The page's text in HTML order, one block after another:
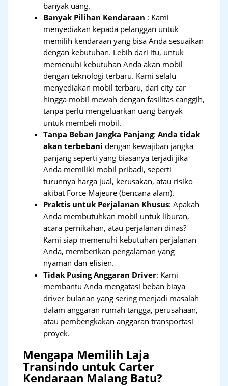
banyak uang.
Banyak Pilihan Kendaraan : Kami
menyediakan kepada pelanggan untuk
memilih kendaraan yang bisa Anda sesuaikan
dengan kebutuhan. Lebih dari itu, untuk
memenuhi kebutuhan Anda akan mobil
dengan teknologi terbaru. Kami selalu
menyediakan mobil terbaru, dari city car
hingga mobil mewah dengan fasilitas canggih,
tanpa perlu mengeluarkan uang banyak
untuk membeli mobil.
Tanpa Beban Jangka Panjang:Anda tidak
akan terbebani dengan kewajiban jangka
panjang seperti yang biasanya terjadi jika
Anda memiliki mobil pribadi, seperti
turunnya harga jual, kerusakan, atau risiko
akibat Force Majeure (bencana alam).
Praktis untuk Perjalanan Khusus: Apakah
Anda membutuhkan mobil untuk liburan,
acara pernikahan, atau perjalanan dinas?
Kami siap memenuhi kebutuhan perjalanan
Anda, memberikan pengalaman yang
nyaman dan efisien.
Tidak Pusing Anggaran Driver: Kami
membantu Anda mengatasi beban biaya
driver bulanan yang sering menjadi masalah
dalam anggaran rumah tangga, perusahaan,
atau pembengkakan anggaran transportasi
proyek.
Mengapa Memilih Laja
Transindo untuk Carter
Kendaraan Malang Batu?